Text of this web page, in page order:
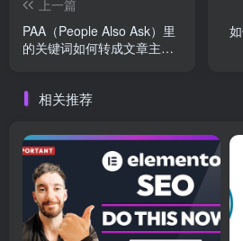
上一篇
PAA（People Also Ask）里
的关键词如何转成文章主
相关推荐